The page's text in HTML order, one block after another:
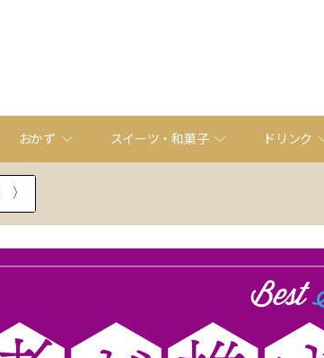
おかず スイーツ・和菓子 ドリンク